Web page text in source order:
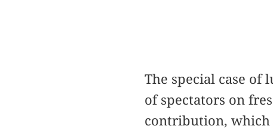
The special case
of spectators on
contribution, which